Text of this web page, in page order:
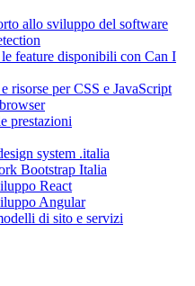
allo sviluppo del software
feature disponibili con Can I
risorse per CSS e JavaScript
prestazioni
system .italia
Bootstrap Italia
React
Angular
di sito e servizi